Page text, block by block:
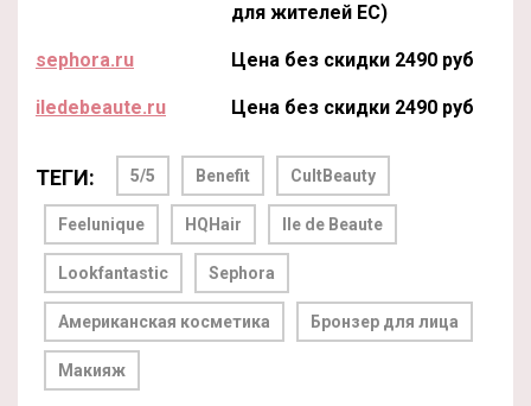
для жителей ЕС)
sephora.ru Цена без скидки 2490 руб
iledebeaute.ru Цена без скидки 2490 руб
ТЕГИ: 5/5 Benefit CultBeauty
Feelunique HQHair Ile de Beaute
Lookfantastic Sephora
Американская косметика Бронзер для лица
Макияж